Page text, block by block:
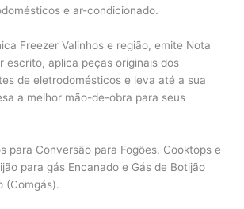
e ar-condicionado.
Freezer Valinhos e região, emite Nota
escrito, aplica peças originais dos
de eletrodomésticos e leva até a sua
a melhor mão-de-obra para seus
para Conversão para Fogões, Cooktops e
para gás Encanado e Gás de Botijão
(Comgás).